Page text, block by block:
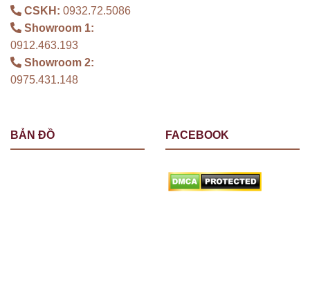
CSKH: 0932.72.5086
Showroom 1:
0912.463.193
Showroom 2:
0975.431.148
BẢN ĐỒ FACEBOOK